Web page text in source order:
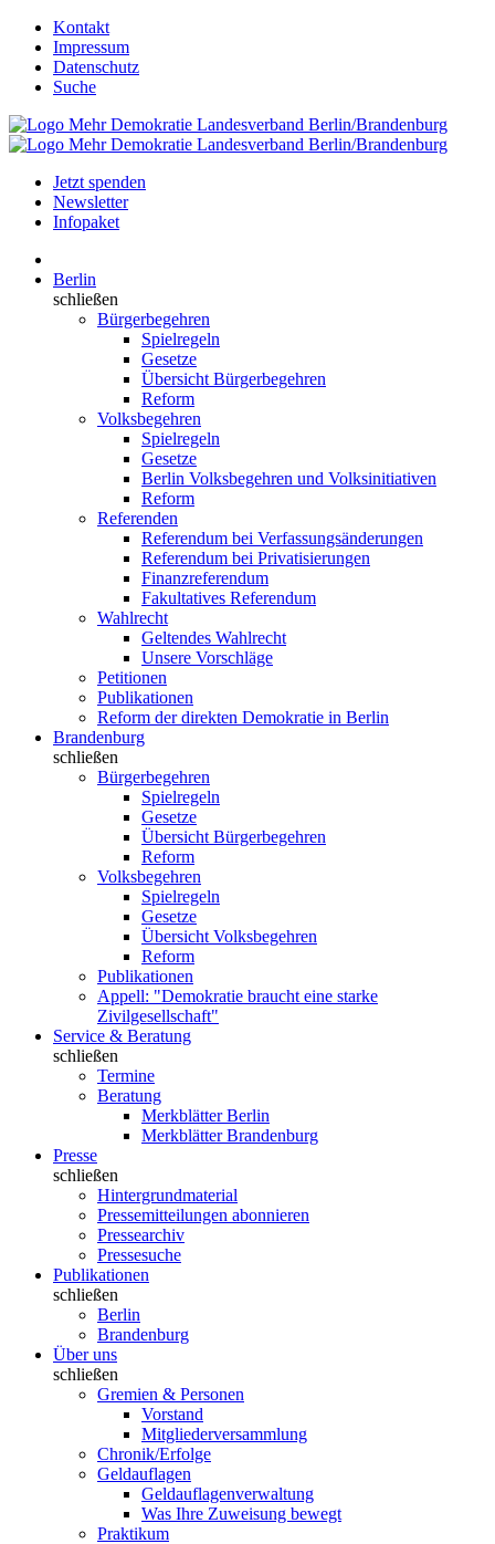
Kontakt
Impressum
Datenschutz
Suche
Jetzt spenden
Newsletter
Infopaket
Berlin
schließen
Bürgerbegehren
Spielregeln
Gesetze
Übersicht Bürgerbegehren
Reform
Volksbegehren
Spielregeln
Gesetze
Berlin Volksbegehren und Volksinitiativen
Reform
Referenden
Referendum bei Verfassungsänderungen
Referendum bei Privatisierungen
Finanzreferendum
Fakultatives Referendum
Wahlrecht
Geltendes Wahlrecht
Unsere Vorschläge
Petitionen
Publikationen
Reform der direkten Demokratie in Berlin
Brandenburg
schließen
Bürgerbegehren
Spielregeln
Gesetze
Übersicht Bürgerbegehren
Reform
Volksbegehren
Spielregeln
Gesetze
Übersicht Volksbegehren
Reform
Publikationen
Appell: "Demokratie braucht eine starke
Zivilgesellschaft"
Service & Beratung
schließen
Termine
Beratung
Merkblätter Berlin
Merkblätter Brandenburg
Presse
schließen
Hintergrundmaterial
Pressemitteilungen abonnieren
Pressearchiv
Pressesuche
Publikationen
schließen
Berlin
Brandenburg
Über uns
schließen
Gremien & Personen
Vorstand
Mitgliederversammlung
Chronik/Erfolge
Geldauflagen
Geldauflagenverwaltung
Was Ihre Zuweisung bewegt
Praktikum